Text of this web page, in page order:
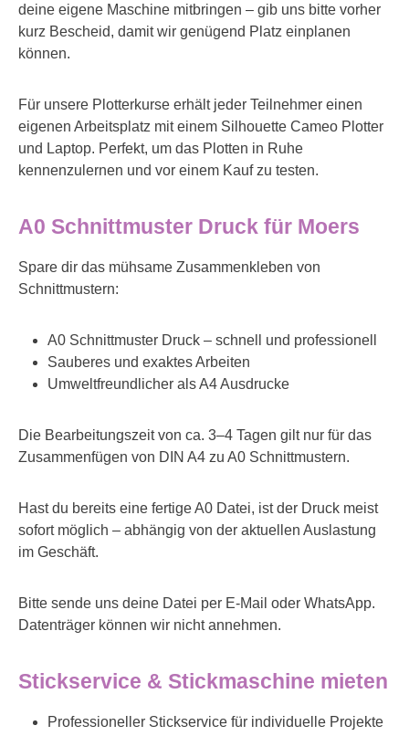
deine eigene Maschine mitbringen – gib uns bitte vorher
kurz Bescheid, damit wir genügend Platz einplanen
können.
Für unsere Plotterkurse erhält jeder Teilnehmer einen
eigenen Arbeitsplatz mit einem Silhouette Cameo Plotter
und Laptop. Perfekt, um das Plotten in Ruhe
kennenzulernen und vor einem Kauf zu testen.
A0 Schnittmuster Druck für Moers
Spare dir das mühsame Zusammenkleben von
Schnittmustern:
A0 Schnittmuster Druck – schnell und professionell
Sauberes und exaktes Arbeiten
Umweltfreundlicher als A4 Ausdrucke
Die Bearbeitungszeit von ca. 3–4 Tagen gilt nur für das
Zusammenfügen von DIN A4 zu A0 Schnittmustern.
Hast du bereits eine fertige A0 Datei, ist der Druck meist
sofort möglich – abhängig von der aktuellen Auslastung
im Geschäft.
Bitte sende uns deine Datei per E-Mail oder WhatsApp.
Datenträger können wir nicht annehmen.
Stickservice & Stickmaschine mieten
Professioneller Stickservice für individuelle Projekte